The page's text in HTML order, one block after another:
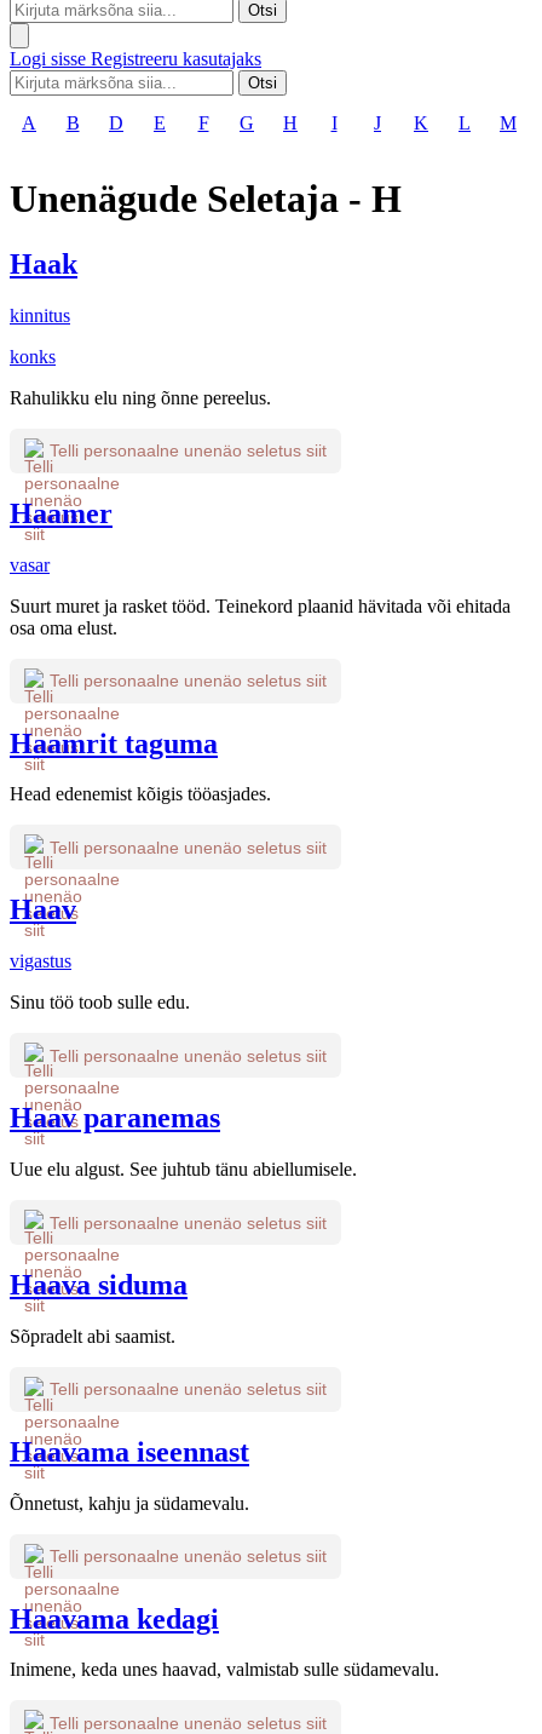
Otsi
Logi sisse Registreeru kasutajaks
Otsi
A B D E F G H I J K L M
Unenägude Seletaja - H
Haak
kinnitus
konks
Rahulikku elu ning õnne pereelus.
Telli personaalne unenäo seletus siit
Haamer
vasar
Suurt muret ja rasket tööd. Teinekord plaanid hävitada või ehitada
osa oma elust.
Telli personaalne unenäo seletus siit
Haamrit taguma
Head edenemist kõigis tööasjades.
Telli personaalne unenäo seletus siit
Haav
vigastus
Sinu töö toob sulle edu.
Telli personaalne unenäo seletus siit
Haav paranemas
Uue elu algust. See juhtub tänu abiellumisele.
Telli personaalne unenäo seletus siit
Haava siduma
Sõpradelt abi saamist.
Telli personaalne unenäo seletus siit
Haavama iseennast
Õnnetust, kahju ja südamevalu.
Telli personaalne unenäo seletus siit
Haavama kedagi
Inimene, keda unes haavad, valmistab sulle südamevalu.
Telli personaalne unenäo seletus siit